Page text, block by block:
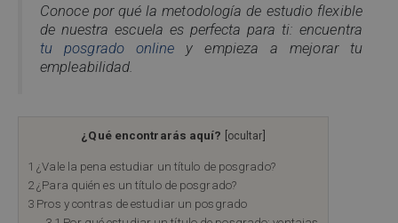
Conoce por qué la metodología de estudio flexible
de nuestra escuela es perfecta para ti: encuentra
tu posgrado online y empieza a mejorar tu
empleabilidad.
¿Qué encontrarás aquí? ocultar
1 ¿Vale la pena estudiar un título de posgrado?
2¿Para quién es un título de posgrado?
3 Pros y contras de estudiar un posgrado